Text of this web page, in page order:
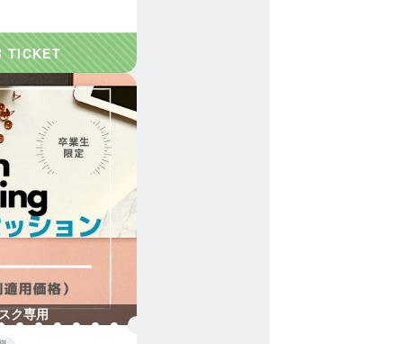
ク専用